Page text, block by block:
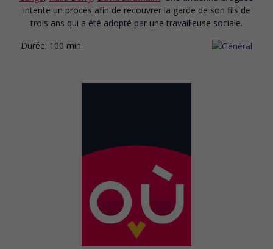
intente un procès afin de recouvrer la garde de son fils de
trois ans qui a été adopté par une travailleuse sociale.
Durée: 100 min.